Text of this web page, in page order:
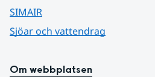
SIMAIR
Sjöar och vattendrag
Om webbplatsen